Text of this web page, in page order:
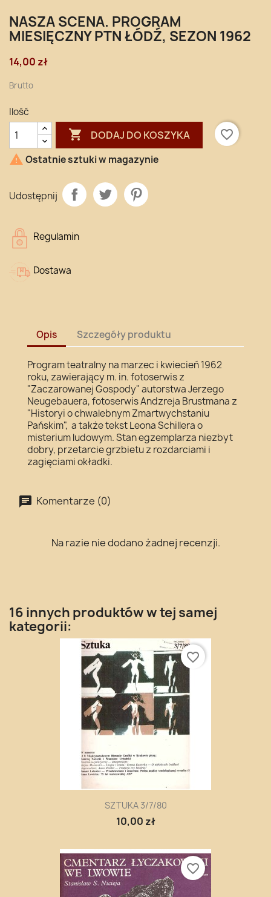
NASZA SCENA. PROGRAM
MIESIĘCZNY PTN ŁÓDŹ, SEZON 1962
14,00 zł
Brutto
Ilość
 DODAJ DO KOSZYKA
favorite_border
 Ostatnie sztuki w magazynie
Udostępnij
Regulamin
Dostawa
Opis Szczegóły produktu
Program teatralny na marzec i kwiecień 1962
roku, zawierający m. in. fotoserwis z
"Zaczarowanej Gospody" autorstwa Jerzego
Neugebauera, fotoserwis Andzreja Brustmana z
"Historyi o chwalebnym Zmartwychstaniu
Pańskim", a także tekst Leona Schillera o
misterium ludowym. Stan egzemplarza niezbyt
dobry, przetarcie grzbietu z rozdarciami i
zagięciami okładki.
Komentarze (0)
Na razie nie dodano żadnej recenzji.
16 innych produktów w tej samej
kategorii:
SZTUKA 3/7/80
10,00 zł
favorite_border
favorite_border